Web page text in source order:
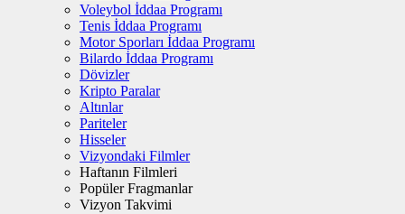
Voleybol İddaa Programı
Tenis İddaa Programı
Motor Sporları İddaa Programı
Bilardo İddaa Programı
Dövizler
Kripto Paralar
Altınlar
Pariteler
Hisseler
Vizyondaki Filmler
Haftanın Filmleri
Popüler Fragmanlar
Vizyon Takvimi